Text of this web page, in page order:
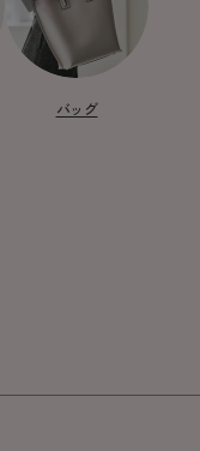
バッグ